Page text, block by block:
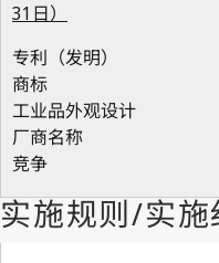
31日）
专利（发明）
商标
工业品外观设计
厂商名称
竞争